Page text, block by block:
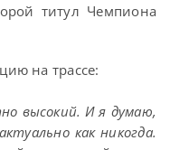
титул Чемпиона
на трассе:
высокий. И я думаю,
как никогда.